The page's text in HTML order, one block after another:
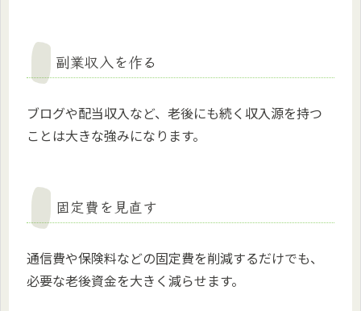
副業収入を作る
ブログや配当収入など、老後にも続く収入源を持つ
ことは大きな強みになります。
固定費を見直す
通信費や保険料などの固定費を削減するだけでも、
必要な老後資金を大きく減らせます。